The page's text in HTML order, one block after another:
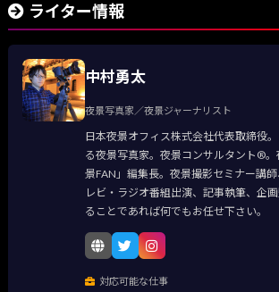
ライター情報
中村勇太
夜景写真家／夜景ジャーナリスト
日本夜景オフィス株式会社代表取締役
る夜景写真家。夜景コンサルタント®
景FAN」編集長。夜景撮影セミナー講
レビ・ラジオ番組出演、記事執筆、企
ることであれば何でもお任せ下さい。
対応可能な仕事